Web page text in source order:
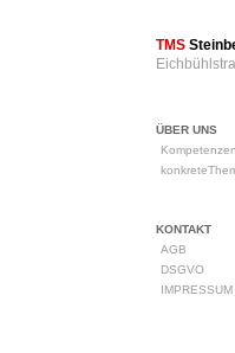
TMS
ÜBER UNS
KONTAKT
AGB
DSGVO
IMPRESSUM